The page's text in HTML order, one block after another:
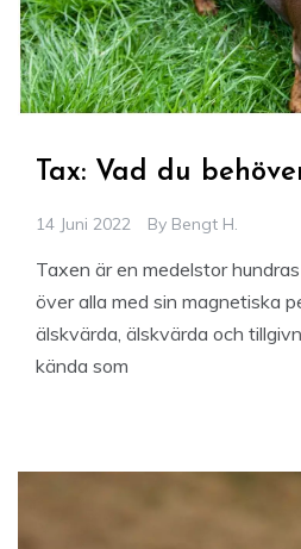
Tax: Vad du
14 Juni 2022 By Bengt H.
Taxen är en medelstor
över alla med sin magnetiska
älskvärda, älskvärda och
kända som